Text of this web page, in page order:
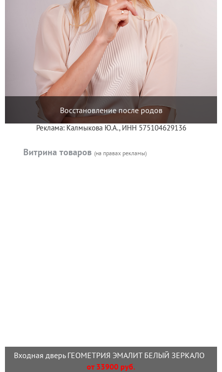
Восстановление после родов
Реклама: Калмыкова Ю.А., ИНН 575104629136
Витрина товаров (на правах рекламы)
Входная дверь ГЕОМЕТРИЯ ЭМАЛИТ БЕЛЫЙ ЗЕРКАЛО
от 33900 руб.